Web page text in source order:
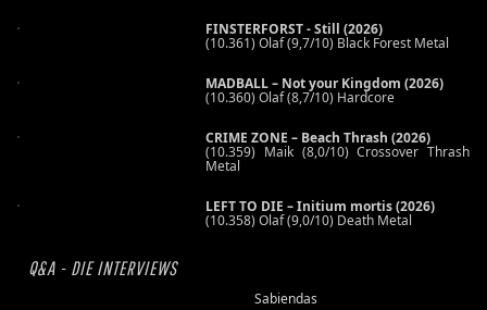
FINSTERFORST - Still (2026)
(10.361) Olaf (9,7/10) Black Forest Metal
MADBALL – Not your Kingdom (2026)
(10.360) Olaf (8,7/10) Hardcore
CRIME ZONE – Beach Thrash (2026)
(10.359) Maik (8,0/10) Crossover Thrash
Metal
LEFT TO DIE – Initium mortis (2026)
(10.358) Olaf (9,0/10) Death Metal
Q&A - DIE INTERVIEWS
Sabiendas